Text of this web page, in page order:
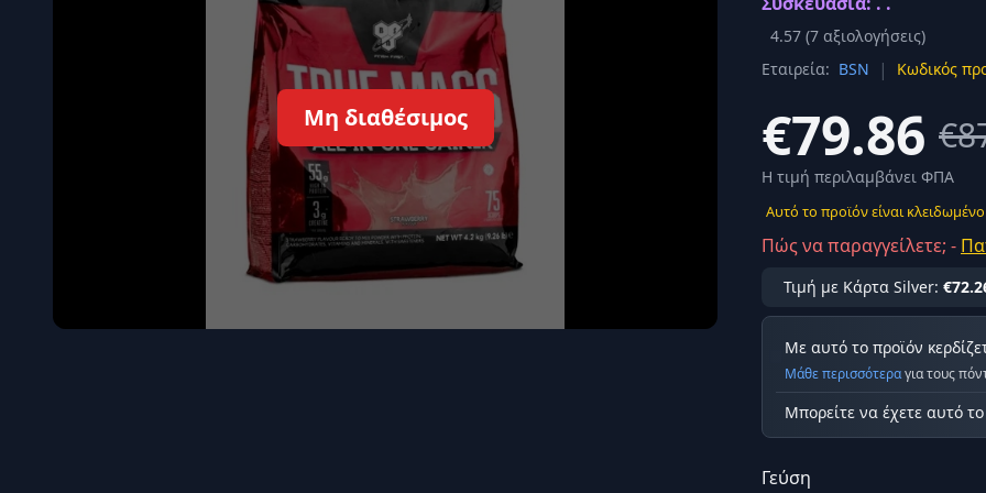
Όγκου
Διεγερτικά
Τεστοστερόνης
Προβολή όλων των αποτελεσμάτων
Μη διαθέσιμος
4.57 (7 αξιολογήσεις)
Εταιρεία: BSN | Κωδικός
€79.86
Η τιμή περιλαμβάνει ΦΠΑ
Αυτό το προϊόν είναι
Πώς να παραγγείλετε; -
Τιμή με Κάρτα Silver:
Με αυτό το προϊόν
Μάθε περισσότεραγια τους
Μπορείτε να έχετε αυτό
Γεύση
Σύνδεση
Εγγραφείτε εδώ
Επιστροφή